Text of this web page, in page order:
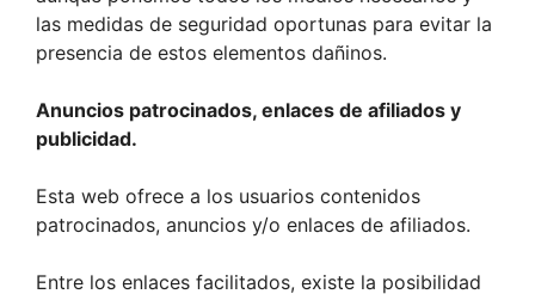
las medidas de seguridad oportunas para evitar la
presencia de estos elementos dañinos.
Anuncios patrocinados, enlaces de afiliados y
publicidad.
Esta web ofrece a los usuarios contenidos
patrocinados, anuncios y/o enlaces de afiliados.
Entre los enlaces facilitados, existe la posibilidad